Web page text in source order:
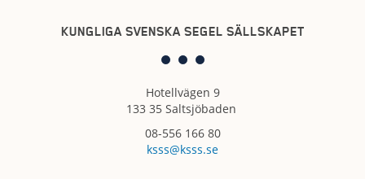
KUNGLIGA SVENSKA SEGEL SÄLLSKAPET
Hotellvägen 9
133 35 Saltsjöbaden
08-556 166 80
ksss@ksss.se